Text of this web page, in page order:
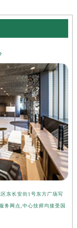
东长安街1号东方广场写
务网点,中心技师均接受国